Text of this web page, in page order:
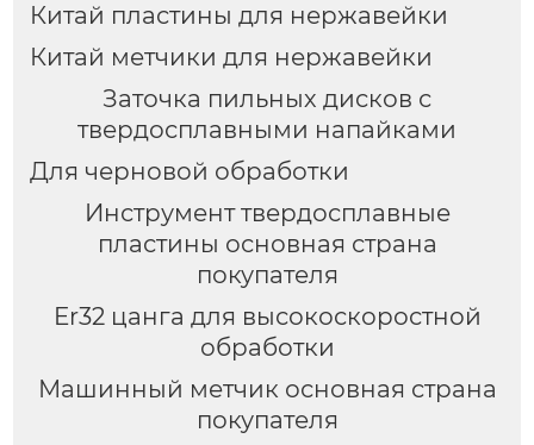
Китай пластины для нержавейки
Китай метчики для нержавейки
Заточка пильных дисков с
твердосплавными напайками
Для черновой обработки
Инструмент твердосплавные
пластины основная страна
покупателя
Er32 цанга для высокоскоростной
обработки
Машинный метчик основная страна
покупателя